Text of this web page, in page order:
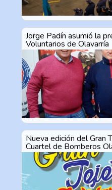
Jorge Padín asumió la
Voluntarios de Olavarría
Nueva edición del Gran
Cuartel de Bomberos